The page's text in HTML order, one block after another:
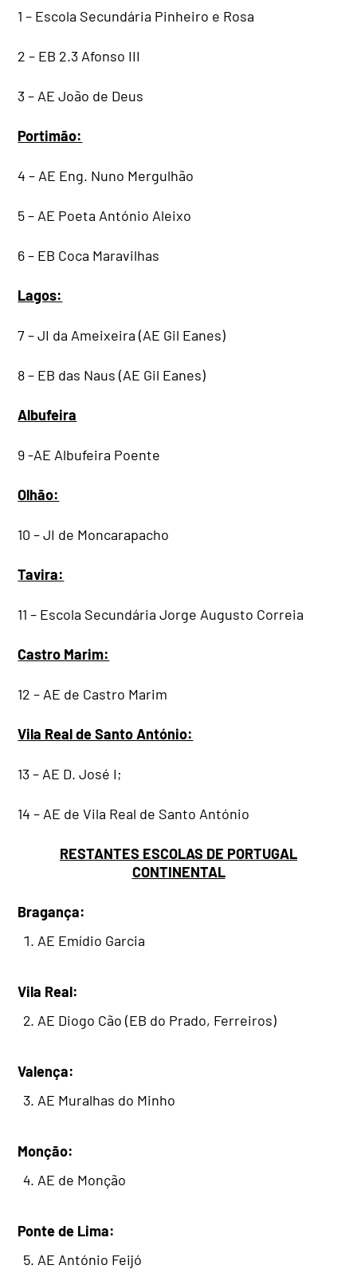
1 – Escola Secundária Pinheiro e Rosa
2 – EB 2.3 Afonso III
3 – AE João de Deus
Portimão:
4 – AE Eng. Nuno Mergulhão
5 – AE Poeta António Aleixo
6 – EB Coca Maravilhas
Lagos:
7 – JI da Ameixeira (AE Gil Eanes)
8 – EB das Naus (AE Gil Eanes)
Albufeira
9 -AE Albufeira Poente
Olhão:
10 – JI de Moncarapacho
Tavira:
11 – Escola Secundária Jorge Augusto Correia
Castro Marim:
12 – AE de Castro Marim
Vila Real de Santo António:
13 – AE D. José I;
14 – AE de Vila Real de Santo António
RESTANTES ESCOLAS DE PORTUGAL
CONTINENTAL
Bragança:
AE Emídio Garcia
Vila Real:
AE Diogo Cão (EB do Prado, Ferreiros)
Valença:
AE Muralhas do Minho
Monção:
AE de Monção
Ponte de Lima:
AE António Feijó